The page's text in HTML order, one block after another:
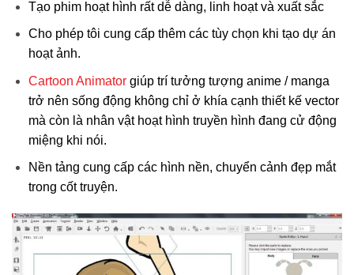
Tạo phim hoạt hình rất dễ dàng, linh hoạt và xuất sắc
Cho phép tôi cung cấp thêm các tùy chọn khi tạo dự án
hoạt ảnh.
Cartoon Animatorgiúp trí tưởng tượng anime / manga
trở nên sống động không chỉ ở khía cạnh thiết kế vector
mà còn là nhân vật hoạt hình truyền hình đang cử động
miệng khi nói.
Nền tảng cung cấp các hình nền, chuyển cảnh đẹp mắt
trong cốt truyện.